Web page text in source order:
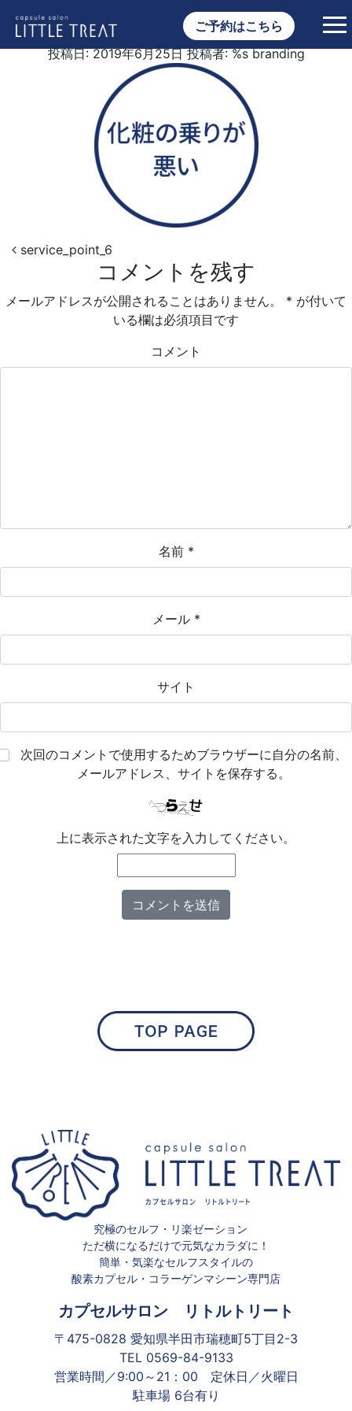
ご予約はこちら
service_point_6
投稿日:2019年6月25日投稿者: %s branding
投稿ナビゲーション
service_point_6
コメントを残す
メールアドレスが公開されることはありません。 * が付いて
いる欄は必須項目です
コメント
名前 *
メール *
サイト
次回のコメントで使用するためブラウザーに自分の名前、
メールアドレス、サイトを保存する。
上に表示された文字を入力してください。
究極のセルフ・リ楽ゼーション
ただ横になるだけで元気なカラダに！
簡単・気楽なセルフスタイルの
酸素カプセル・コラーゲンマシーン専門店
カプセルサロン リトルトリート
〒475-0828 愛知県半田市瑞穂町5丁目2-3
TEL 0569-84-9133
営業時間／9:00～21：00 定休日／火曜日
駐車場 6台有り